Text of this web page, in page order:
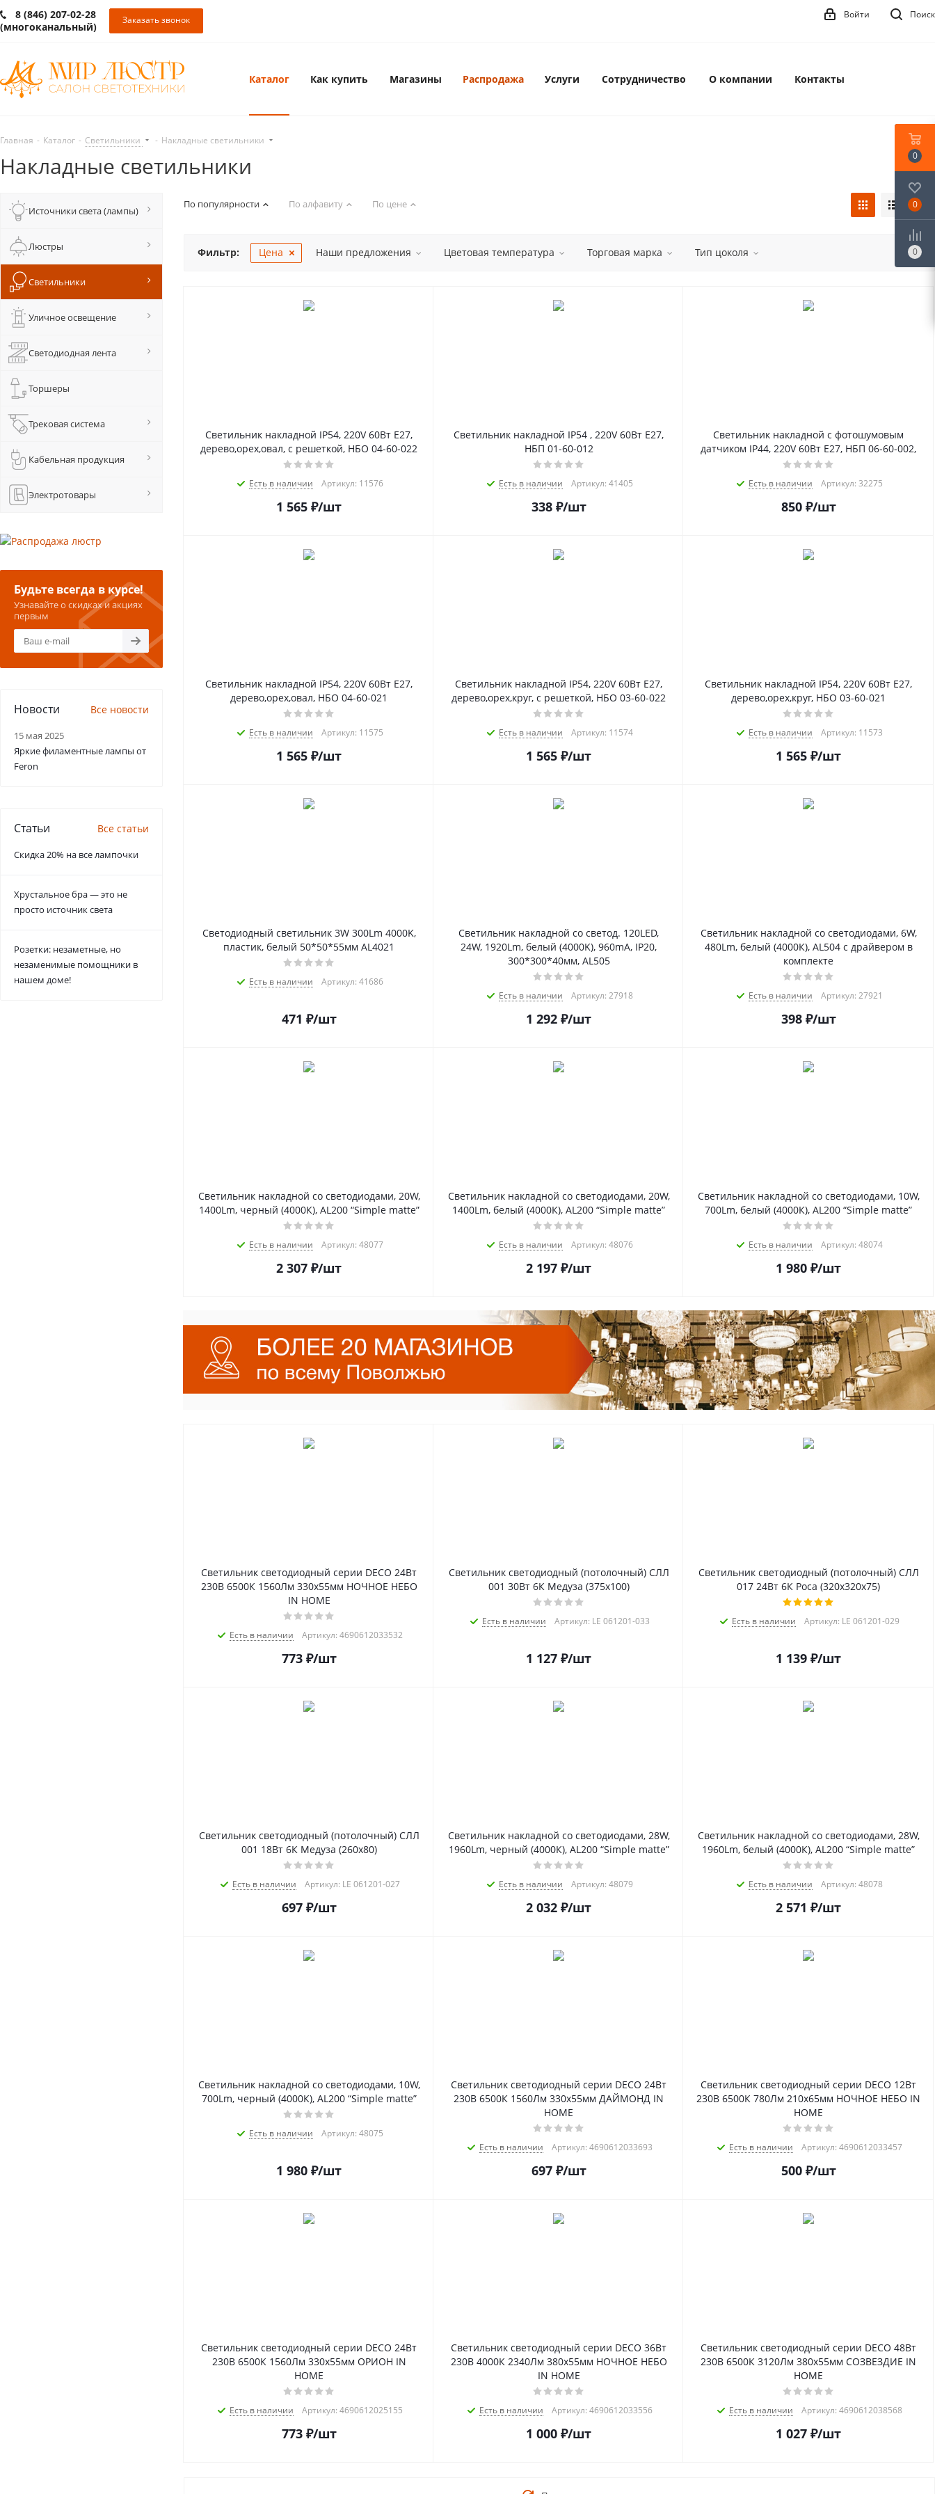
8 (846) 207-02-28
(многоканальный)
Заказать звонок Поиск
Войти
Каталог Как купить Магазины Распродажа Услуги Сотрудничество О компании Контакты
Главная - Каталог - Светильники - Накладные светильники
Накладные светильники
По популярности По алфавиту По цене
Фильтр: Цена Наши предложения Цветовая температура Торговая марка Тип цоколя
Светильник накладной IP54, 220V 60Вт E27,
дерево,орех,овал, с решеткой, НБО 04-60-022
Есть в наличии Артикул: 11576
1 565 ₽/шт
Светильник накладной IP54 , 220V 60Вт Е27,
НБП 01-60-012
Есть в наличии Артикул: 41405
338₽/шт
Светильник накладной с фотошумовым
датчиком IP44, 220V 60Вт E27, НБП 06-60-002,
Есть в наличии Артикул: 32275
850₽/шт
Светильник накладной IP54, 220V 60Вт E27,
дерево,орех,овал, НБО 04-60-021
Есть в наличии Артикул: 11575
1 565 ₽/шт
Светильник накладной IP54, 220V 60Вт E27,
дерево,орех,круг, с решеткой, НБО 03-60-022
Есть в наличии Артикул: 11574
1 565 ₽/шт
Светильник накладной IP54, 220V 60Вт E27,
дерево,орех,круг, НБО 03-60-021
Есть в наличии Артикул: 11573
1 565 ₽/шт
Светодиодный светильник 3W 300Lm 4000K,
пластик, белый 50*50*55мм AL4021
Есть в наличии Артикул: 41686
471 ₽/шт
Светильник накладной со светод. 120LED,
24W, 1920Lm, белый (4000K), 960mA, IP20,
300*300*40мм, AL505
Есть в наличии Артикул: 27918
1 292 ₽/шт
Светильник накладной со светодиодами, 6W,
480Lm, белый (4000К), AL504 с драйвером в
комплекте
Есть в наличии Артикул: 27921
398₽/шт
Светильник накладной со светодиодами, 20W,
1400Lm, черный (4000К), AL200 “Simple matte”
Есть в наличии Артикул: 48077
2 307 ₽/шт
Светильник накладной со светодиодами, 20W,
1400Lm, белый (4000К), AL200 “Simple matte”
Есть в наличии Артикул: 48076
2 197 ₽/шт
Светильник накладной со светодиодами, 10W,
700Lm, белый (4000К), AL200 “Simple matte”
Есть в наличии Артикул: 48074
1 980 ₽/шт
Светильник светодиодный серии DECO 24Вт
230В 6500К 1560Лм 330х55мм НОЧНОЕ НЕБО
IN HOME
Есть в наличии Артикул: 4690612033532
773₽/шт
Светильник светодиодный (потолочный) СЛЛ
001 30Вт 6К Медуза (375x100)
Есть в наличии Артикул: LE 061201-033
1 127 ₽/шт
Светильник светодиодный (потолочный) СЛЛ
017 24Вт 6К Роса (320х320х75)
Есть в наличии Артикул: LE 061201-029
1 139 ₽/шт
Светильник светодиодный (потолочный) СЛЛ
001 18Вт 6К Медуза (260x80)
Есть в наличии Артикул: LE 061201-027
697₽/шт
Светильник накладной со светодиодами, 28W,
1960Lm, черный (4000К), AL200 “Simple matte”
Есть в наличии Артикул: 48079
2 032 ₽/шт
Светильник накладной со светодиодами, 28W,
1960Lm, белый (4000К), AL200 “Simple matte”
Есть в наличии Артикул: 48078
2 571 ₽/шт
Светильник накладной со светодиодами, 10W,
700Lm, черный (4000К), AL200 “Simple matte”
Есть в наличии Артикул: 48075
1 980 ₽/шт
Светильник светодиодный серии DECO 24Вт
230В 6500К 1560Лм 330х55мм ДАЙМОНД IN
HOME
Есть в наличии Артикул: 4690612033693
697₽/шт
Светильник светодиодный серии DECO 12Вт
230В 6500К 780Лм 210х65мм НОЧНОЕ НЕБО IN
HOME
Есть в наличии Артикул: 4690612033457
500₽/шт
Светильник светодиодный серии DECO 24Вт
230В 6500К 1560Лм 330х55мм ОРИОН IN
HOME
Есть в наличии Артикул: 4690612025155
773₽/шт
Светильник светодиодный серии DECO 36Вт
230В 4000К 2340Лм 380х55мм НОЧНОЕ НЕБО
IN HOME
Есть в наличии Артикул: 4690612033556
1 000 ₽/шт
Светильник светодиодный серии DECO 48Вт
230В 6500К 3120Лм 380х55мм СОЗВЕЗДИЕ IN
HOME
Есть в наличии Артикул: 4690612038568
1 027 ₽/шт
Источники света (лампы)
Люстры
Светильники
Уличное освещение
Светодиодная лента
Торшеры
Трековая система
Кабельная продукция
Электротовары
Будьте всегда в курсе!
Узнавайте о скидках и акциях
первым
Новости Все новости
15 мая 2025
Яркие филаментные лампы от
Feron
Статьи Все статьи
Скидка 20% на все лампочки
Хрустальное бра — это не
просто источник света
Розетки: незаметные, но
незаменимые помощники в
нашем доме!
0
0
0